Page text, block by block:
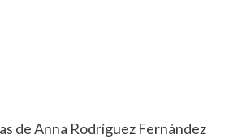
de Anna Rodríguez Fernández